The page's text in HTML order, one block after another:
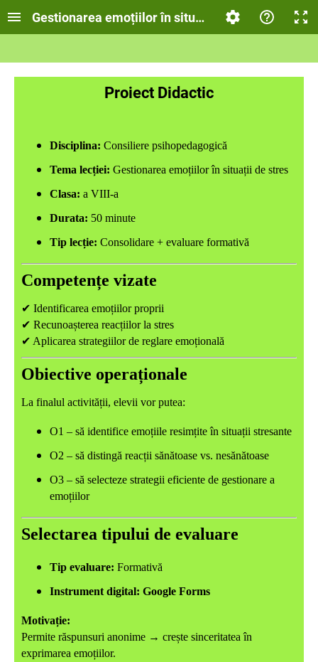
Gestionarea emoțiilor în situații de stres
Proiect Didactic
Disciplina: Consiliere psihopedagogică
Tema lecției: Gestionarea emoțiilor în situații de stres
Clasa: a VIII-a
Durata: 50 minute
Tip lecție: Consolidare + evaluare formativă
Competențe vizate
✔ Identificarea emoțiilor proprii
✔ Recunoașterea reacțiilor la stres
✔ Aplicarea strategiilor de reglare emoțională
Obiective operaționale
La finalul activității, elevii vor putea:
O1 – să identifice emoțiile resimțite în situații stresante
O2 – să distingă reacții sănătoase vs. nesănătoase
O3 – să selecteze strategii eficiente de gestionare a
emoțiilor
Selectarea tipului de evaluare
Tip evaluare: Formativă
Instrument digital: Google Forms
Motivație:
Permite răspunsuri anonime → crește sinceritatea în
exprimarea emoțiilor.